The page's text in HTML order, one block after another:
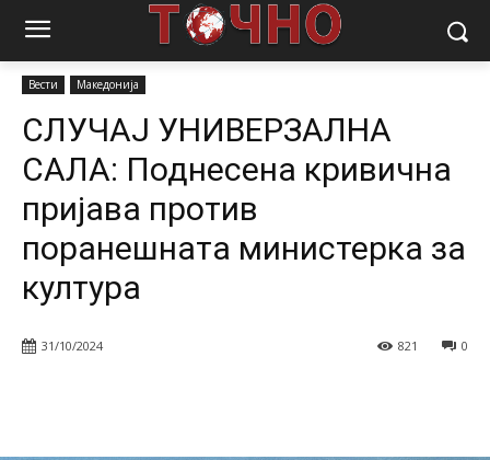
Почетна
СЛУЧАЈ УНИВЕРЗАЛНА САЛА: Поднесена
Вести Македонија
СЛУЧАЈ УНИВЕРЗАЛНА
САЛА: Поднесена кривична
пријава против
поранешната министерка за
култура
31/10/2024 0
821